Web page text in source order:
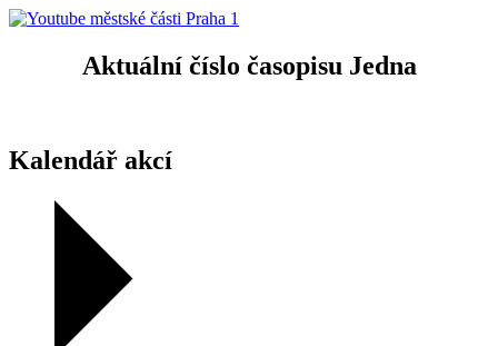
Aktuální číslo časopisu Jedna
Kalendář akcí